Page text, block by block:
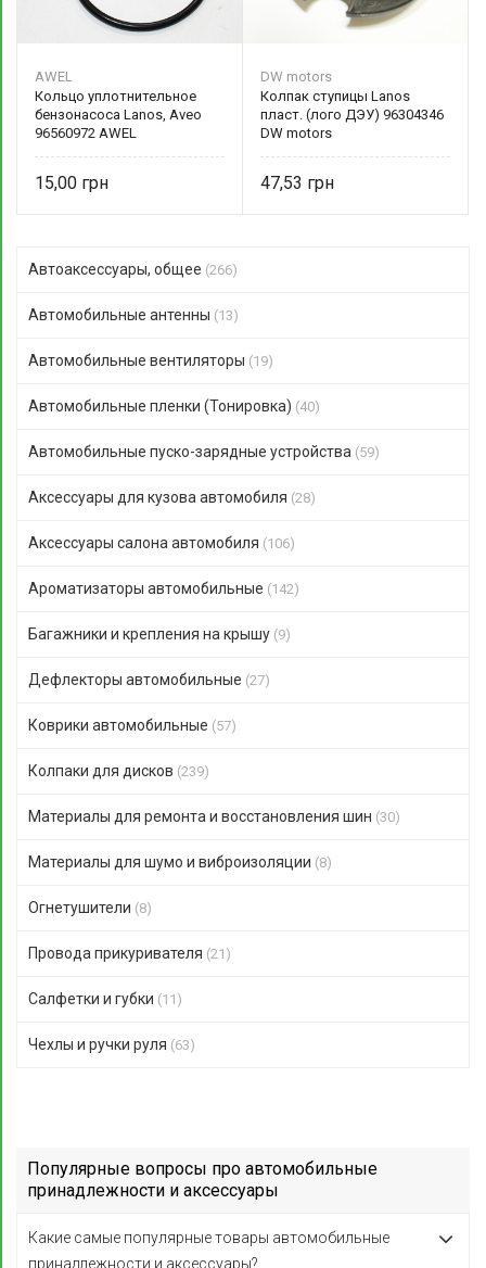
AWEL
Кольцо уплотнительное
бензонасоса Lanos, Aveo
96560972 AWEL
15,00
DW motors
Колпак ступицы Lanos
пласт. (лого ДЭУ) 96304346
DW motors
47,53
Автоаксессуары, общее (266)
Автомобильные антенны (13)
Автомобильные вентиляторы (19)
Автомобильные пленки (Тонировка) (40)
Автомобильные пуско-зарядные устройства (59)
Аксессуары для кузова автомобиля (28)
Аксессуары салона автомобиля (106)
Ароматизаторы автомобильные (142)
Багажники и крепления на крышу (9)
Дефлекторы автомобильные (27)
Коврики автомобильные (57)
Колпаки для дисков (239)
Материалы для ремонта и восстановления шин (30)
Материалы для шумо и виброизоляции (8)
Огнетушители (8)
Провода прикуривателя (21)
Салфетки и губки (11)
Чехлы и ручки руля (63)
Популярные вопросы про автомобильные
принадлежности и аксессуары
Какие самые популярные товары автомобильные
принадлежности и аксессуары?